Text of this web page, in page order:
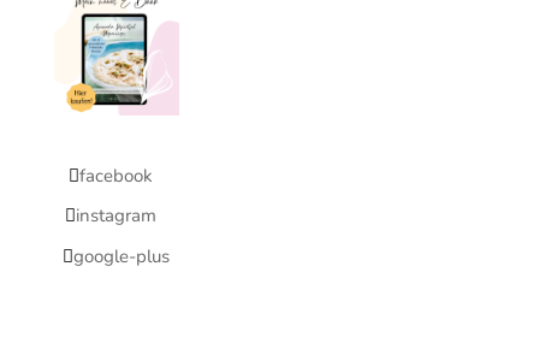
facebook
instagram
google-plus